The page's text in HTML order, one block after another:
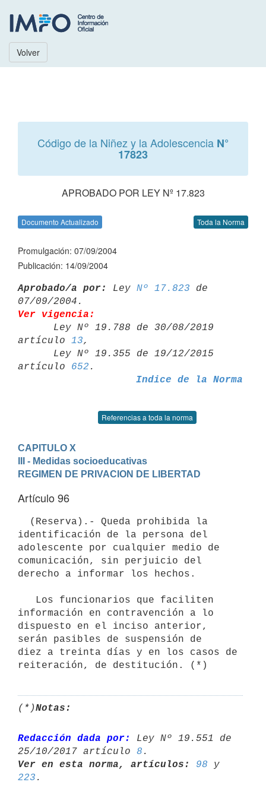
Volver
Código de la Niñez y la Adolescencia N°
17823
APROBADO POR LEY Nº 17.823
Documento Actualizado Toda la Norma
Promulgación: 07/09/2004
Publicación: 14/09/2004
Aprobado/a por: Ley Nº 17.823 de
Ver vigencia:
artículo 13,
artículo 652
Indice de la Norma
Referencias a toda la norma
CAPITULO X
III - Medidas socioeducativas
REGIMEN DE PRIVACION DE LIBERTAD
Artículo 96
identificación de la persona del
adolescente por cualquier medio de
comunicación, sin perjuicio del
derecho a informar los hechos.
información en contravención a lo
dispuesto en el inciso anterior,
serán pasibles de suspensión de
diez a treinta días y en los casos de
reiteración, de destitución. (*)
(*)Notas:
Redacción dada por:
Ley Nº 19.551 de
25/10/2017 artículo 8
Ver en esta norma, artículos:
98
223